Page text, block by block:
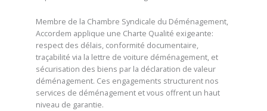
Membre de la Chambre Syndicale du Déménagement,
Accordem applique une Charte Qualité exigeante:
respect des délais, conformité documentaire,
traçabilité via la lettre de voiture déménagement, et
sécurisation des biens par la déclaration de valeur
déménagement. Ces engagements structurent nos
services de déménagement et vous offrent un haut
niveau de garantie.